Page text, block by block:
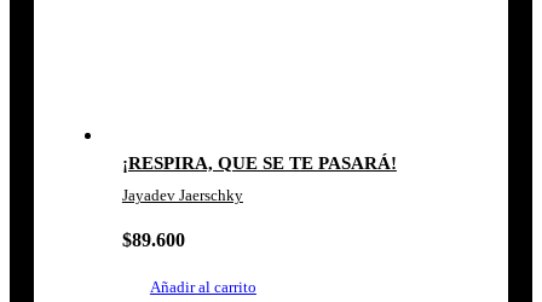
¡RESPIRA, QUE SE TE PASARÁ!
Jayadev Jaerschky
$89.600
Añadir al carrito